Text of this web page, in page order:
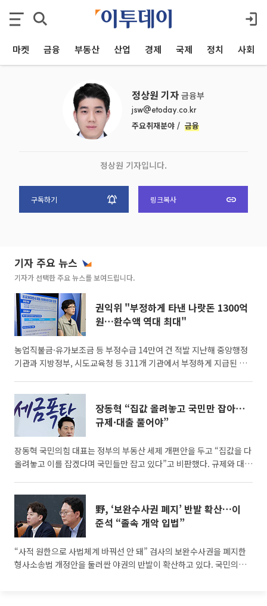
마켓 금융 부동산 산업 경제 국제 정치 사회
정상원 기자 금융부
jsw@etoday.co.kr
주요취재분야 / 금융
정상원 기자입니다.
구독하기 링크복사
기자 주요 뉴스
기자가 선택한 주요 뉴스를 보여드립니다.
권익위 "부정하게 타낸 나랏돈 1300억
원…환수액 역대 최대"
농업직불금·유가보조금 등 부정수급 14만여 건 적발 지난해 중앙행정
기관과 지방정부, 시도교육청 등 311개 기관에서 부정하게 지급된 나
‘공공재정환수제도 이행 실태 점검’ 결과를 발표했다. 점검 결과 지난해
적발된 부정수급은 총 14만1781건으로, 환수 결정액은 1296억 원에
달했다. 부정수급 기관과 개인에게 부과된 제재부가금은 500억 원으로
장동혁 “집값 올려놓고 국민만 잡아⋯
규제·대출 풀어야”
장동혁 국민의힘 대표는 정부의 부동산 세제 개편안을 두고 “집값을 다
올려놓고 이를 잡겠다며 국민들만 잡고 있다”고 비판했다. 규제와 대출
명 대통령이 만악의 근원”이라며 “부동산 지옥을 만든 주범이 바로 이
재명 정권”이라고 말했다. 그는 “이재명 정권 1년 동안 서울 아파트값
이 11%나 올랐다”며 “문재인 정부조차 넘어선 역대 정부 가운데 압도
野, ‘보완수사권 폐지’ 반발 확산…이
준석 “졸속 개악 입법”
“사적 원한으로 사법체계 바꿔선 안 돼” 검사의 보완수사권을 폐지한
형사소송법 개정안을 둘러싼 야권의 반발이 확산하고 있다. 국민의힘